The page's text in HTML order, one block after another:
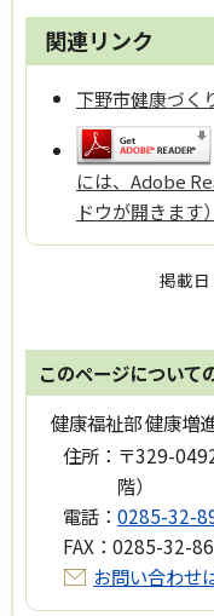
関連リンク
下野市健康づく
には、Adobe
ドウが開きます）
掲載
このページについて
健康福祉部 健康増
住所： 〒329-
階）
電話： 0285-32-
FAX： 0285-32-
お問い合わせ